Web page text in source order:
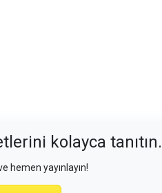
kolayca tanıtın.
hemen yayınlayın!